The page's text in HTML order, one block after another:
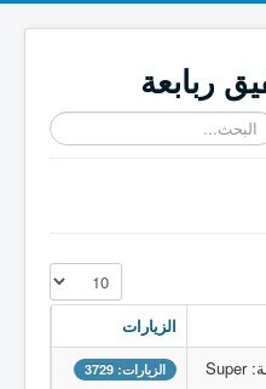
ربابعة
عدد الإظهارات:
الزيارات
كتب بواسطة: Super
الزيارات: 3729